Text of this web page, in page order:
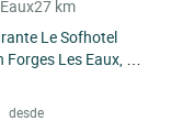
27 km
Le Sofhotel
Les Eaux, en
desde